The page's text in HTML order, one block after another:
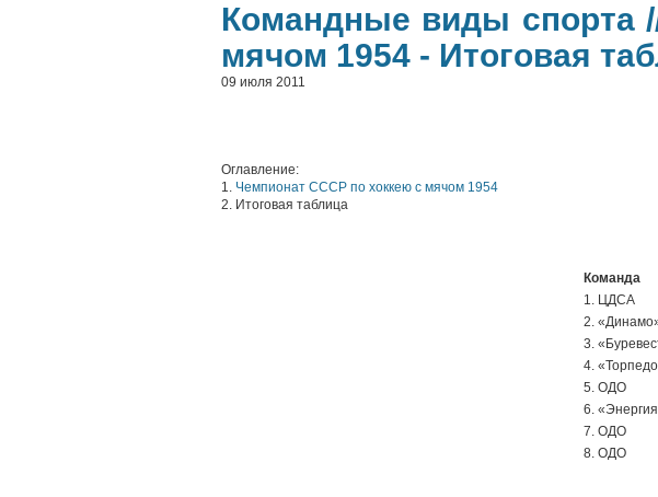
Командные виды спорта
мячом 1954 - Итоговая
09 июля 2011
Оглавление:
1. Чемпионат СССР по хоккею с мячом 1954
2. Итоговая таблица
Команда
1. ЦДСА
2.
3.
4.
5. ОДО
6.
7. ОДО
8. ОДО